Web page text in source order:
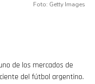
Foto: Getty Images
de los mercados de
del fútbol argentino.